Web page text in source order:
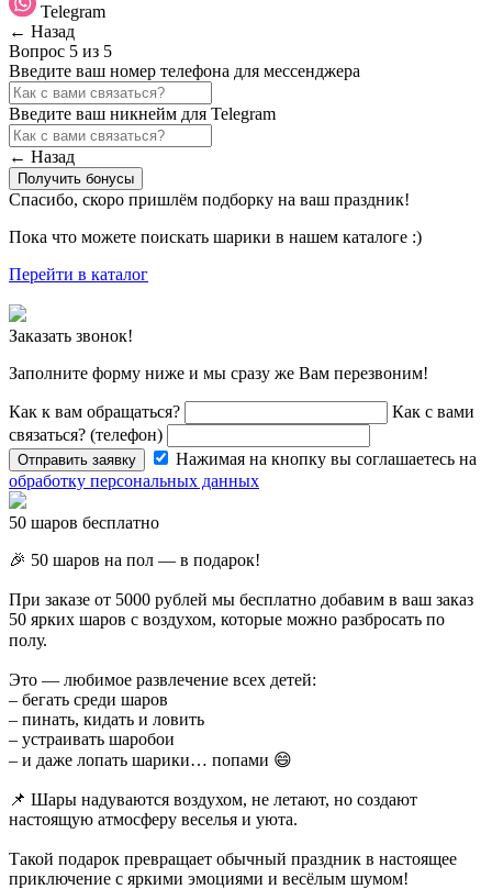
Telegram
← Назад
Вопрос 5 из 5
Введите ваш номер телефона для мессенджера
Введите ваш никнейм для Telegram
← Назад
Получить бонусы
Спасибо, скоро пришлём подборку на ваш праздник!
Пока что можете поискать шарики в нашем каталоге :)
Перейти в каталог
Заказать звонок!
Заполните форму ниже и мы сразу же Вам перезвоним!
Как к вам обращаться?
Как с вами
связаться? (телефон)
Отправить заявку
Нажимая на кнопку вы соглашаетесь на
обработку персональных данных
50 шаров бесплатно
🎉 50 шаров на пол — в подарок!
При заказе от 5000 рублей мы бесплатно добавим в ваш заказ
50 ярких шаров с воздухом, которые можно разбросать по
полу. ⠀
Это — любимое развлечение всех детей:
– бегать среди шаров
– пинать, кидать и ловить
– устраивать шаробои
– и даже лопать шарики… попами 😄
📌 Шары надуваются воздухом, не летают, но создают
настоящую атмосферу веселья и уюта.
Такой подарок превращает обычный праздник в настоящее
приключение с яркими эмоциями и весёлым шумом!